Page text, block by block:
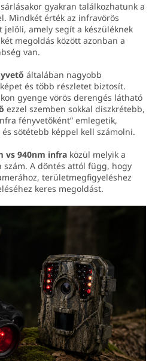
gyakran találkozhatunk a
Mindkét érték az infravörös
amely segít a készüléknek
megoldás között azonban a
van.
általában nagyobb
és több részletet biztosít.
gyenge vörös derengés látható
ezzel szemben sokkal diszkrétebb,
fényvetőként” emlegetik,
sötétebb képpel kell számolni.
vs 940nm infra közül melyik a
szám. A döntés attól függ, hogy
területmegfigyeléshez
keres megoldást.